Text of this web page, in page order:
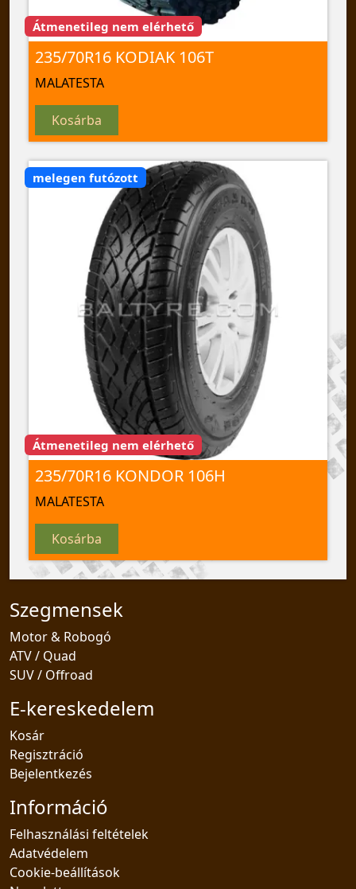
Átmenetileg nem elérhető
235/70R16 KODIAK 106T
MALATESTA
Kosárba
melegen futózott
Átmenetileg nem elérhető
235/70R16 KONDOR 106H
MALATESTA
Kosárba
Szegmensek
Motor & Robogó
ATV / Quad
SUV / Offroad
E-kereskedelem
Kosár
Regisztráció
Bejelentkezés
Információ
Felhasználási feltételek
Adatvédelem
Cookie-beállítások